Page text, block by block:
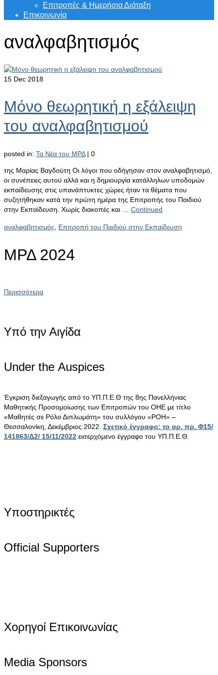
Επιτροπές & Ημερήσια Διάταξη
Επικοινωνία
αναλφαβητισμός
15 Dec 2018
Μόνο θεωρητική η εξάλειψη
του αναλφαβητισμού
posted in: Τα Νέα του ΜΡΔ | 0
της Μαρίας Βαγδούτη Οι λόγοι που οδήγησαν στον αναλφαβητισμό,
οι συνέπειες αυτού αλλά και η δημιουργία κατάλληλων υποδομών
εκπαίδευσης στις υπανάπτυκτες χώρες ήταν τα θέματα που
συζητήθηκαν κατά την πρώτη ημέρα της Επιτροπής του Παιδιού
στην Εκπαίδευση. Χωρίς διακοπές και … Continued
αναλφαβητισμός Επιτροπή του Παιδιού στην Εκπαίδευση
ΜΡΔ 2024
Περισσότερα
Υπό την Αιγίδα
Under the Αuspices
Έγκριση διεξαγωγής από το ΥΠ.Π.Ε.Θ της 8ης Πανελλήνιας
Μαθητικής Προσομοίωσης των Επιτροπών του ΟΗΕ με τίτλο
«Μαθητές σε Ρόλο Διπλωμάτη» του συλλόγου «ΡΟΗ» –
Θεσσαλονίκη, Δεκέμβριος 2022. Σχετικό έγγραφο: το αρ. πρ. Φ15/
141863/Δ2/ 15/11/2022 εισερχόμενο έγγραφο του ΥΠ.Π.Ε.Θ.
Υποστηρικτές
Official Supporters
Χορηγοί Επικοινωνίας
Media Sponsors